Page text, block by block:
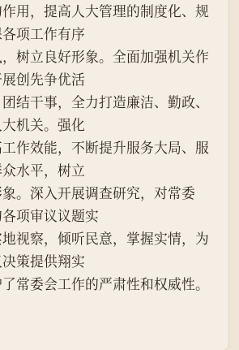
用，提高人大管理的制度化、规
项工作有序
树立良好形象。全面加强机关作
创先争优活
结干事，全力打造廉洁、勤政、
机关。强化
作效能，不断提升服务大局、服
水平，树立
。深入开展调查研究，对常委
项审议议题实
视察，倾听民意，掌握实情，为
策提供翔实
常委会工作的严肃性和权威性。